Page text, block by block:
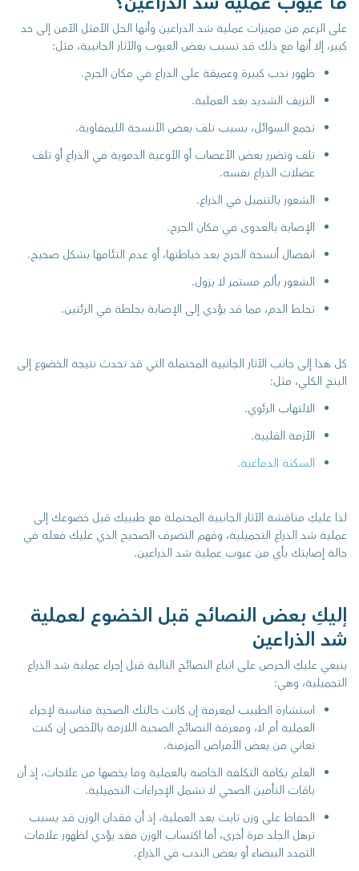
على الرغم من مميزات عملية شد الذراعين وأنها الحل الأمثل الآمن إلى حد
كبير، إلا أنها مع ذلك قد تسبب بعض العيوب والآثار الجانبية، مثل:
ظهور ندب كبيرة وعميقة على الذراع في مكان الجرح.
النزيف الشديد بعد العملية.
تجمع السوائل، بسبب تلف بعض الأنسجة الليمفاوية.
تلف وتضرر بعض الأعصاب أو الأوعية الدموية في الذراع أو تلف
عضلات الذراع نفسه.
الشعور بالتنميل في الذراع.
الإصابة بالعدوى في مكان الجرح.
انفصال أنسجة الجرح بعد خياطتها، أو عدم التئامها بشكل صحيح.
الشعور بألم مستمر لا يزول.
تجلط الدم، مما قد يؤدي إلى الإصابة بجلطة في الرئتين.
كل هذا إلى جانب الآثار الجانبية المحتملة التي قد تحدث نتيجة الخضوع إلى
البنج الكلي، مثل:
الالتهاب الرئوي.
الأزمة القلبية.
السكتة الدماغية.
لذا عليكِ مناقشة الآثار الجانبية المحتملة مع طبيبك قبل خضوعك إلى
عملية شد الذراع التجميلية، وفهم التصرف الصحيح الذي عليك فعله في
حالة إصابتك بأي من عيوب عملية شد الذراعين.
إليكِ بعض النصائح قبل الخضوع لعملية
شد الذراعين
ينبغي عليكِ الحرص على اتباع النصائح التالية قبل إجراء عملية شد الذراع
التجميلية، وهي:
استشارة الطبيب لمعرفة إن كانت حالتك الصحية مناسبة لإجراء
العملية أم لا، ومعرفة النصائح الصحية اللازمة بالأخص إن كنت
تعاني من بعض الأمراض المزمنة.
العلم بكافة التكلفة الخاصة بالعملية وما يخصها من علاجات، إذ أن
باقات التأمين الصحي لا تشمل الإجراءات التجميلية.
الحفاظ على وزن ثابت بعد العملية، إذ أن فقدان الوزن قد يسبب
ترهل الجلد مرة أخرى، أما اكتساب الوزن فقد يؤدي لظهور علامات
التمدد البيضاء أو بعض الندب في الذراع.